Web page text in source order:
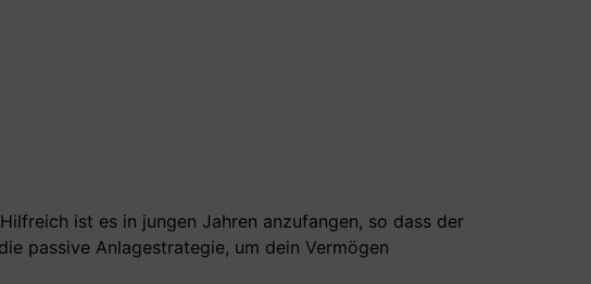
ist es in jungen Jahren anzufangen, so dass der
passive Anlagestrategie, um dein Vermögen